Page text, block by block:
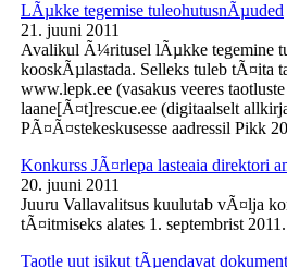
LÃµkke tegemise tuleohutusnÃµuded
21. juuni 2011
Avalikul Ã¼ritusel lÃµkke tegemine
kooskÃµlastada. Selleks tuleb tÃ¤ita
www.lepk.ee (vasakus veeres
laane[Ã¤t]rescue.ee (digitaalselt
PÃ¤Ã¤stekeskusesse aadressil Pikk
Konkurss JÃ¤rlepa lasteaia direktori
20. juuni 2011
Juuru Vallavalitsus kuulutab vÃ¤lja
tÃ¤itmiseks alates 1. septembrist
Taotle uut isikut tÃµendavat